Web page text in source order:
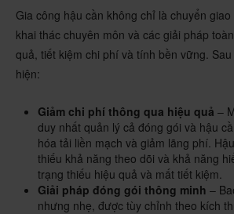
Gia công hậu cần không chỉ là chuyển
khai thác chuyên môn và các giải pháp
quả, tiết kiệm chi phí và tính bền vững.
hiện:
Giảm chi phí thông qua hiệu quả –
duy nhất quản lý cả đóng gói và hậu
hóa tải liền mạch và giảm lãng phí.
thiếu khả năng theo dõi và khả năng
trạng thiếu hiệu quả và mất tiết kiệm.
Giải pháp đóng gói thông minh –
nhưng nhẹ, được tùy chỉnh theo kích